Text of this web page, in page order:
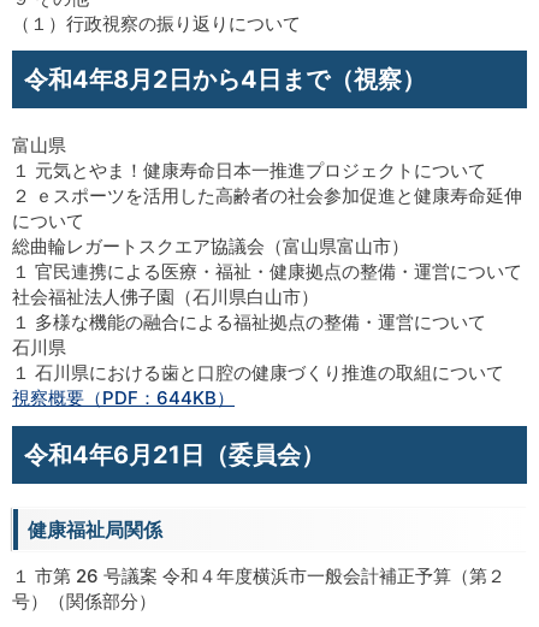
（１）行政視察の振り返りについて
令和4年8月2日から4日まで（視察）
富山県
１ 元気とやま！健康寿命日本一推進プロジェクトについて
２ ｅスポーツを活用した高齢者の社会参加促進と健康寿命延伸
について
総曲輪レガートスクエア協議会（富山県富山市）
１ 官民連携による医療・福祉・健康拠点の整備・運営について
社会福祉法人佛子園（石川県白山市）
１ 多様な機能の融合による福祉拠点の整備・運営について
石川県
１ 石川県における歯と口腔の健康づくり推進の取組について
視察概要（PDF：644KB）
令和4年6月21日（委員会）
健康福祉局関係
１ 市第 26 号議案 令和４年度横浜市一般会計補正予算（第２
号）（関係部分）